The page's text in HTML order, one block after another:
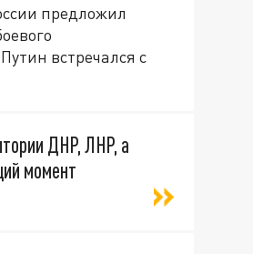
предложил
встречался с
ДНР, ЛНР, а
момент